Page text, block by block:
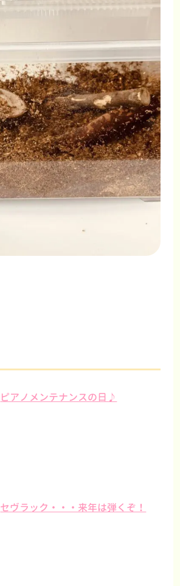
ピアノメンテナンスの日♪
セヴラック・・・来年は弾くぞ！